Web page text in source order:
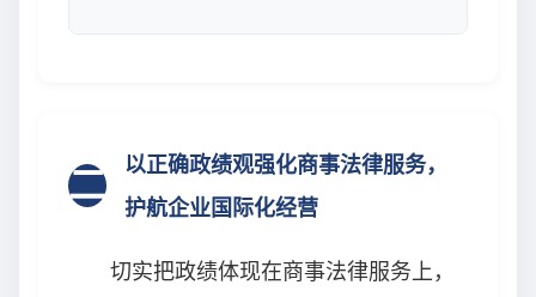
二
以正确政绩观强化商事法律服务，
护航企业国际化经营
切实把政绩体现在商事法律服务上，